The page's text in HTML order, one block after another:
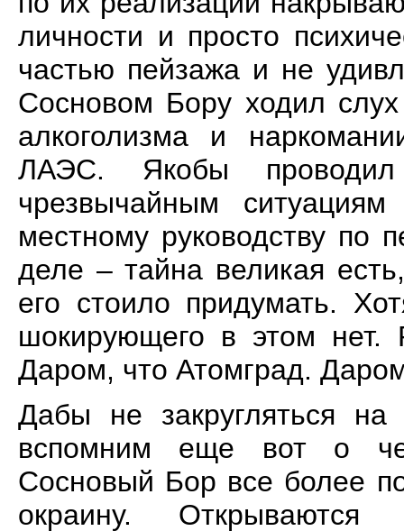
личности и просто
частью пейзажа и не
Сосновом Бору ходил
алкоголизма и
ЛАЭС. Якобы
чрезвычайным
местному руководству по
деле – тайна великая
его стоило придумать.
шокирующего в этом нет.
Даром, что Атомград.
Дабы не закругляться
вспомним еще вот о
Сосновый Бор все более
окраину.